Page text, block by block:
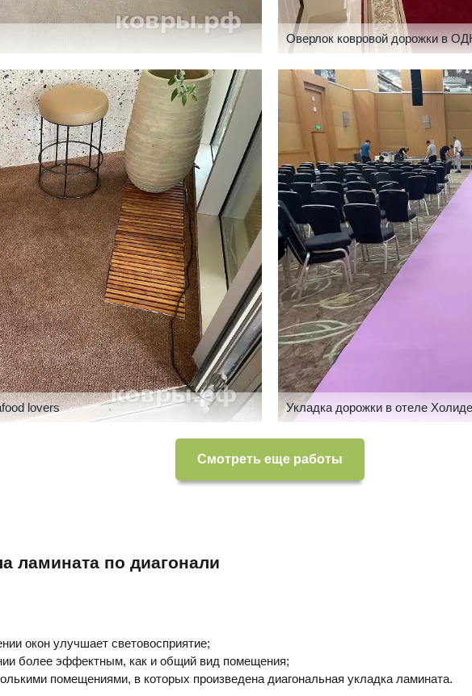
Оверлок ковровой дорожки в
lovers Укладка дорожки в отеле
Смотреть еще работы
ламината по диагонали
окон улучшает световосприятие;
более эффектным, как и общий вид помещения;
помещениями, в которых произведена диагональная укладка ламината.